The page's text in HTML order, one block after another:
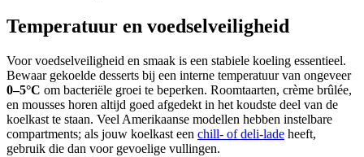
Temperatuur en voedselveiligheid
Voor voedselveiligheid en smaak is een stabiele koeling essentieel.
Bewaar gekoelde desserts bij een interne temperatuur van ongeveer
0–5°C om bacteriële groei te beperken. Roomtaarten, crème brûlée,
en mousses horen altijd goed afgedekt in het koudste deel van de
koelkast te staan. Veel Amerikaanse modellen hebben instelbare
compartments; als jouw koelkast een chill- of deli-lade heeft,
gebruik die dan voor gevoelige vullingen.